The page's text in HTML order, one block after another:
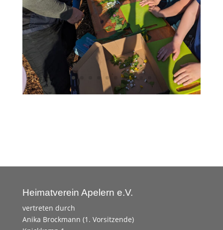
Heimatverein Apelern e.V.
vertreten durch
Anika Brockmann (1. Vorsitzende)